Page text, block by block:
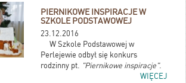
PIERNIKOWE INSPIRACJE W
SZKOLE PODSTAWOWEJ
23.12.2016
W Szkole Podstawowej w
Perlejewie odbył się konkurs
rodzinny pt. "Piernikowe inspiracje".
WIĘCEJ